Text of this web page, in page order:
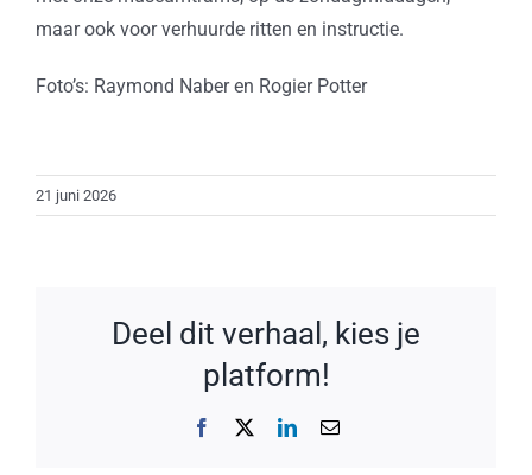
maar ook voor verhuurde ritten en instructie.
Foto’s: Raymond Naber en Rogier Potter
21 juni 2026
Deel dit verhaal, kies je
platform!
Facebook LinkedIn
E-